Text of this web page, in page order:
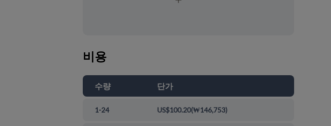
비용
수량 단가
1-24 US$100.20(₩146,753)